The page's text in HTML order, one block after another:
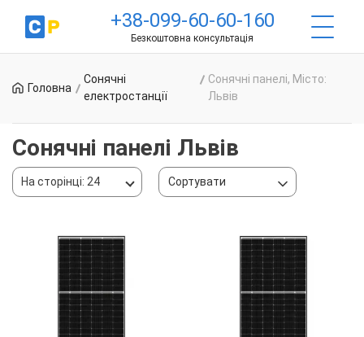
+38-099-60-60-160
Безкоштовна консультація
Головна
Сонячні
електростанції
Сонячні панелі, Місто:
Львів
Сонячні панелі Львів
На сторінці: 24 Сортувати